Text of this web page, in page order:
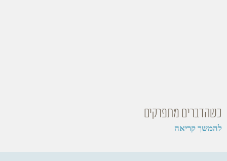
כשהדברים מתפרקים
להמשך קריאה